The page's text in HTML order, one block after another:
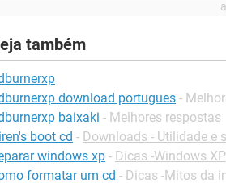
também
download portugues -
baixaki - Melhores respostas
boot cd - Downloads - Utilidade e
windows xp - Dicas -Windows XP
formatar um cd - Dicas -Mitos da